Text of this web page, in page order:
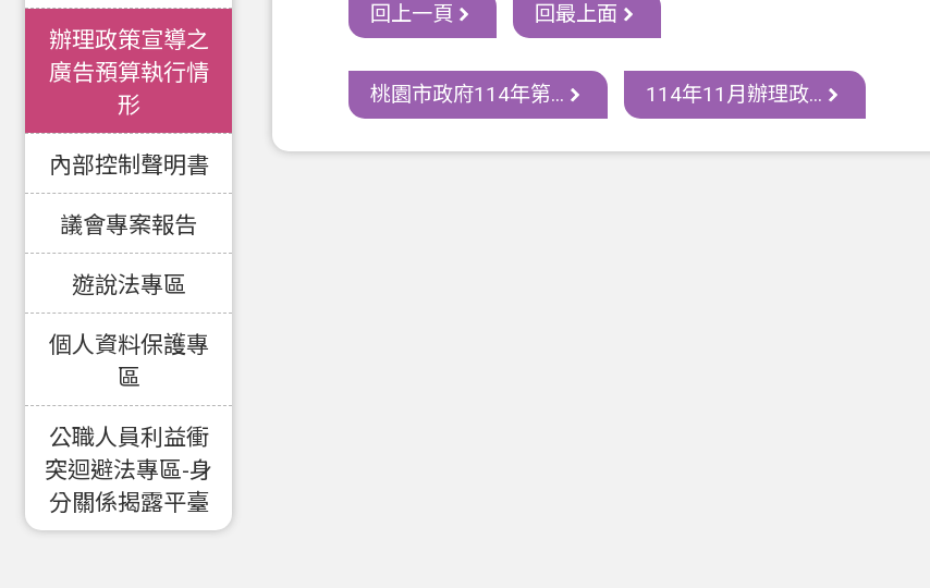
辦理政策宣導之
廣告預算執行情
形
內部控制聲明書
議會專案報告
遊說法專區
個人資料保護專
區
公職人員利益衝
突迴避法專區-身
分關係揭露平臺
回上一頁 回最上面
桃園市政府114年第... 114年11月辦理政...